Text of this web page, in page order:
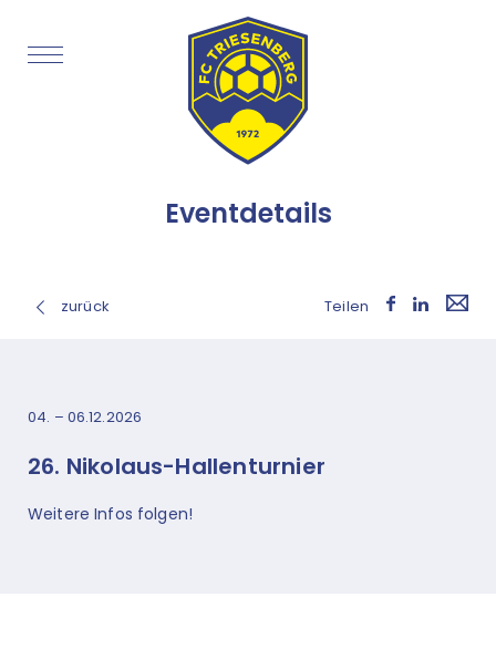
Eventdetails
zurück Teilen
04. – 06.12.2026
26. Nikolaus-Hallenturnier
Weitere Infos folgen!